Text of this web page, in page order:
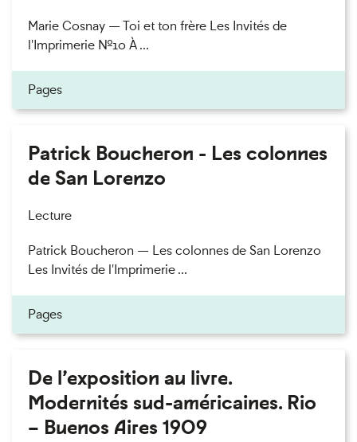
Marie Cosnay — Toi et ton frère Les Invités de
l'Imprimerie n°10 À ...
Pages
Patrick Boucheron - Les colonnes
de San Lorenzo
Lecture
Patrick Boucheron — Les colonnes de San Lorenzo
Les Invités de l'Imprimerie ...
Pages
De l’exposition au livre.
Modernités sud-américaines. Rio
– Buenos Aires 1909